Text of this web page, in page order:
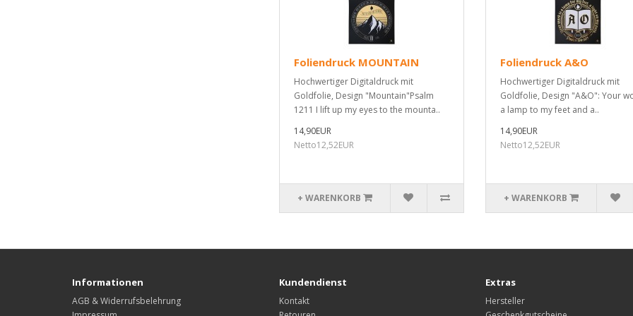
Foliendruck MOUNTAIN
Hochwertiger Digitaldruck mit
Goldfolie, Design "Mountain"Psalm
1211 I lift up my eyes to the mounta..
14,90EUR
Netto12,52EUR
+ WARENKORB
Foliendruck A&O
Hochwertiger Digitaldruck mit
Goldfolie, Design "A&O": Your
a lamp to my feet and a..
14,90EUR
Netto12,52EUR
+ WARENKORB
Informationen
AGB & Widerrufsbelehrung
Kundendienst
Kontakt
Extras
Hersteller